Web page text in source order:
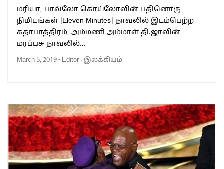
மரியா, பாவ்லோ கொய்லோவின் பதினொரு
நிமிடங்கள் [Eleven Minutes] நாவலில் இடம்பெற்ற
கதாபாத்திரம், அம்மணி அம்மாள் தி.ஜாவின்
மரப்பசு நாவலில்…
March 5, 2019- Editor · இலக்கியம்